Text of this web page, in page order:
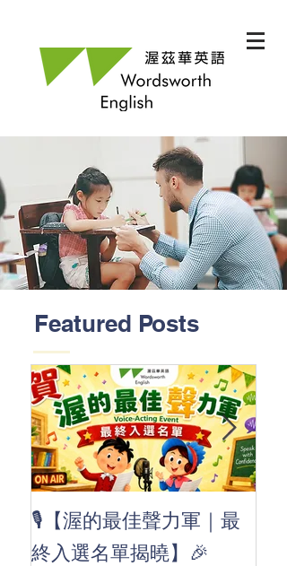
Featured Posts
🎙️【渥的最佳聲力軍｜最
終入選名單揭曉】🎉